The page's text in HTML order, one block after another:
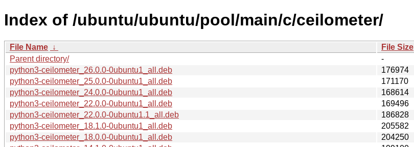
Index of /ubuntu/ubuntu/pool/main/c/ceilometer/
File Name ↓ File Size
Parent directory/
-
python3-ceilometer_26.0.0-0ubuntu1_all.deb
176974
python3-ceilometer_25.0.0-0ubuntu1_all.deb
171170
python3-ceilometer_24.0.0-0ubuntu1_all.deb
168614
python3-ceilometer_22.0.0-0ubuntu1_all.deb
169496
python3-ceilometer_22.0.0-0ubuntu1.1_all.deb
186828
python3-ceilometer_18.1.0-0ubuntu1_all.deb
205582
python3-ceilometer_18.0.0-0ubuntu1_all.deb
204250